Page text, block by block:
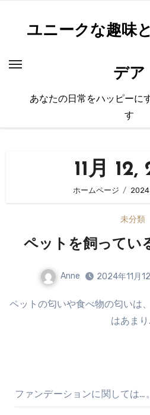
ユニークな趣味
デア
あなたの日常をハッピーに
す
11月 12,
ホームページ 2024
未分類
ペットを飼ってい
Anne 2024年11月
ペットの匂いや食べ物の匂いは、普段から接している人に
はあま
ファンデーションに関しては…。